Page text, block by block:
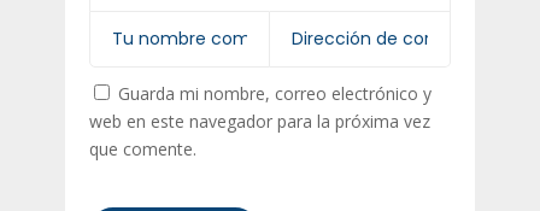
Guarda mi nombre, correo electrónico y
web en este navegador para la próxima vez
que comente.